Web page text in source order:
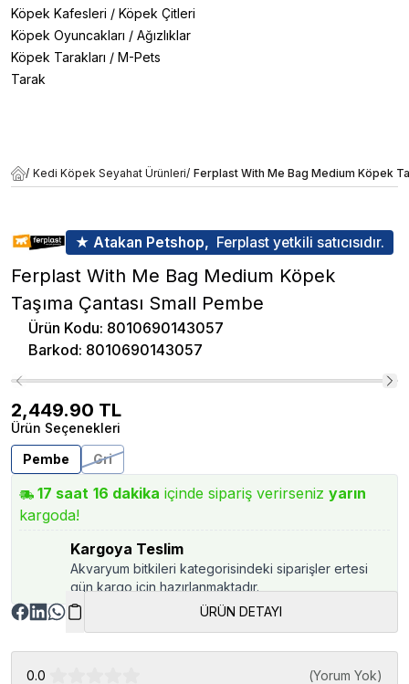
Köpek Kafesleri / Köpek Çitleri
Köpek Oyuncakları / Ağızlıklar
Köpek Tarakları / M-Pets
Tarak
/ Kedi Köpek Seyahat Ürünleri/ Ferplast With Me Bag Medium Köpek
★ Atakan Petshop, Ferplast yetkili satıcısıdır.
Ferplast With Me Bag Medium Köpek
Taşıma Çantası Small Pembe
Ürün Kodu: 8010690143057
Barkod: 8010690143057
2,449.90 TL
Ürün Seçenekleri
Pembe
Gri
17 saat 16 dakika içinde sipariş verirseniz yarın
kargoda!
Kargoya Teslim
Akvaryum bitkileri kategorisindeki siparişler ertesi
gün kargo için hazırlanmaktadır.
ÜRÜN DETAYI
0.0 (Yorum Yok)